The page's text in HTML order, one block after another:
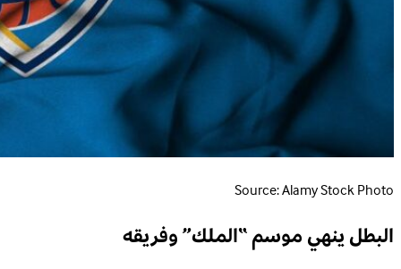
Source: Alamy Stock Photo
البطل ينهي موسم “الملك” وفريقه